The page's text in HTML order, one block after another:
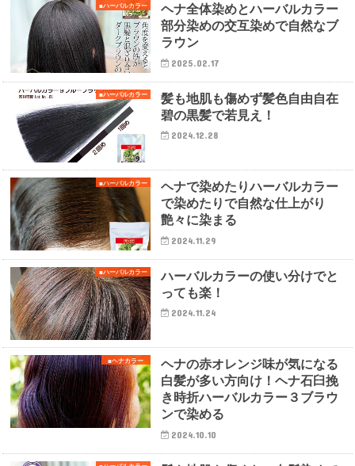
■ハーバルカラー
ヘナ全体染めとハーバルカラー
部分染めの交互染めで自然なブ
ラウン
2025.02.17
■ハーバルカラー
髪も地肌も傷めず髪色自由自在
碧の黒髪で若見え！
2024.12.28
■ハーバルカラー
ヘナで染めたりハーバルカラー
で染めたりで自然な仕上がり
艶々に染まる
2024.11.29
■ハーバルカラー
ハーバルカラーの使い分けでと
っても楽！
2024.11.24
■ヘナカラー
ヘナの赤オレンジ味が気になる
白髪が多い方向け！ヘナ石臼挽
き時折ハーバルカラー３ブラウ
ンで染める
2024.10.10